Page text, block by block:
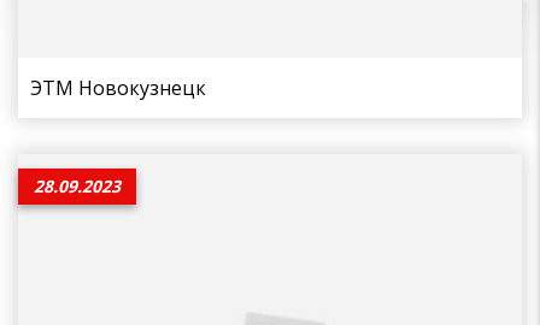
ЭТМ Новокузнецк
28.09.2023